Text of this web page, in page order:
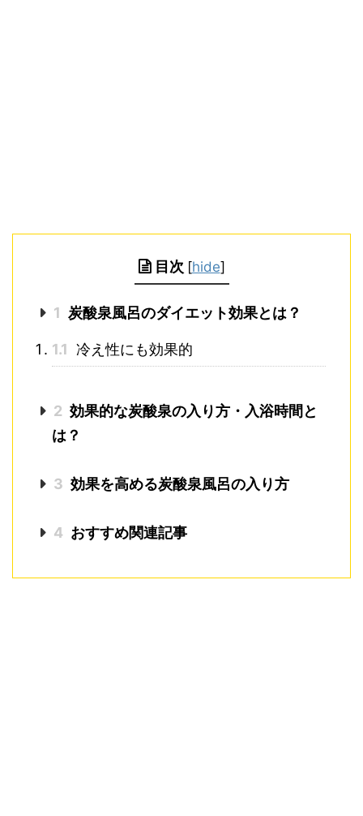
目次 [hide]
1 炭酸泉風呂のダイエット効果とは？
1.1 冷え性にも効果的
2 効果的な炭酸泉の入り方・入浴時間と
は？
3 効果を高める炭酸泉風呂の入り方
4 おすすめ関連記事